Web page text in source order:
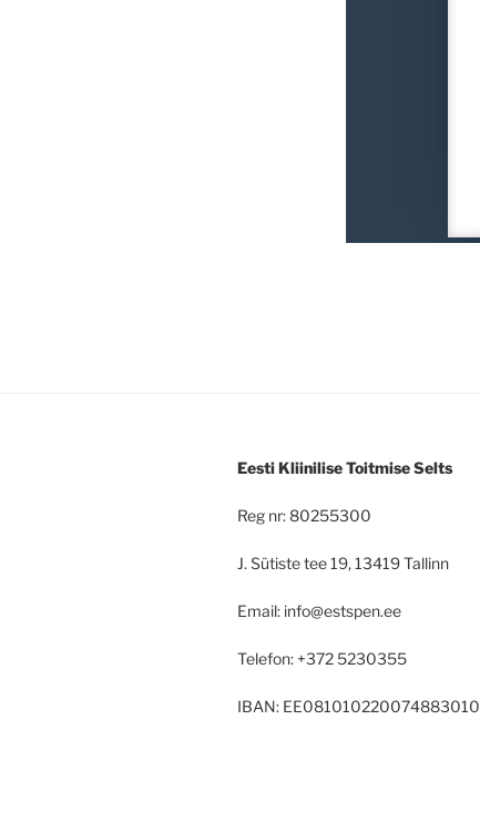
Eesti Kliinilise Toitmise Selts
Reg nr: 80255300
J. Sütiste tee 19, 13419 Tallinn
Email: info@estspen.ee
Telefon: +372 5230355
IBAN: EE081010220074883010